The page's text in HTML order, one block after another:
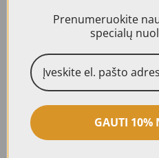
Panašūs produktai
Prenumeruokite
specialų
GAUTI 10%